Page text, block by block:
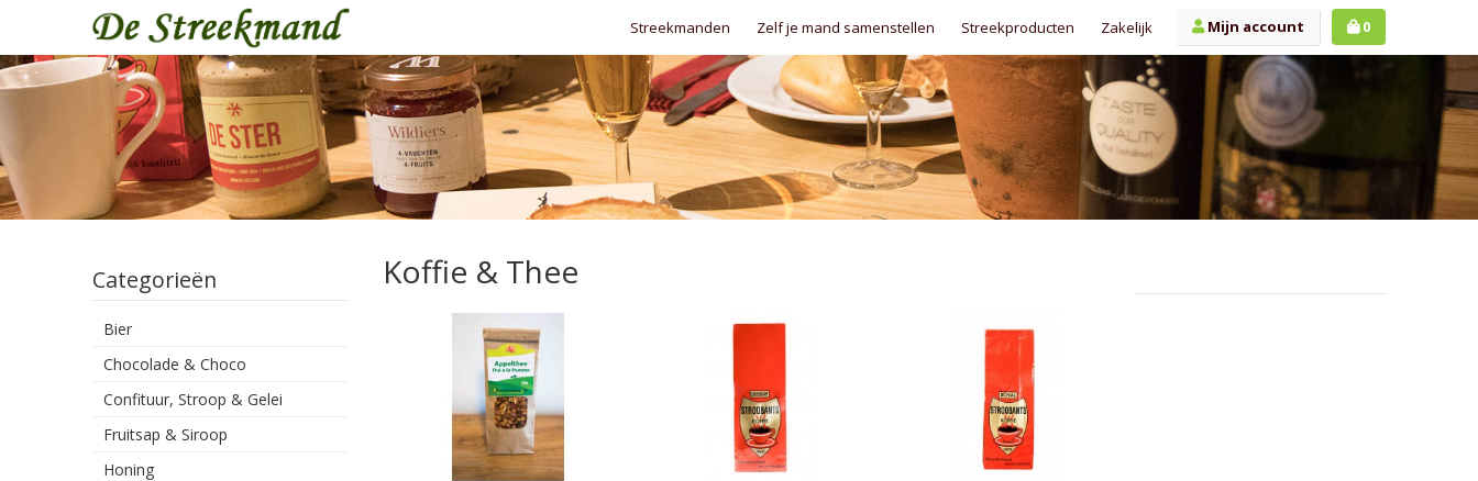
0
Mijn account
Streekmanden Zelf je mand samenstellen Streekproducten Zakelijk
Koffie & Thee
Categorieën
Bier
Chocolade & Choco
Confituur, Stroop & Gelei
Fruitsap & Siroop
Honing